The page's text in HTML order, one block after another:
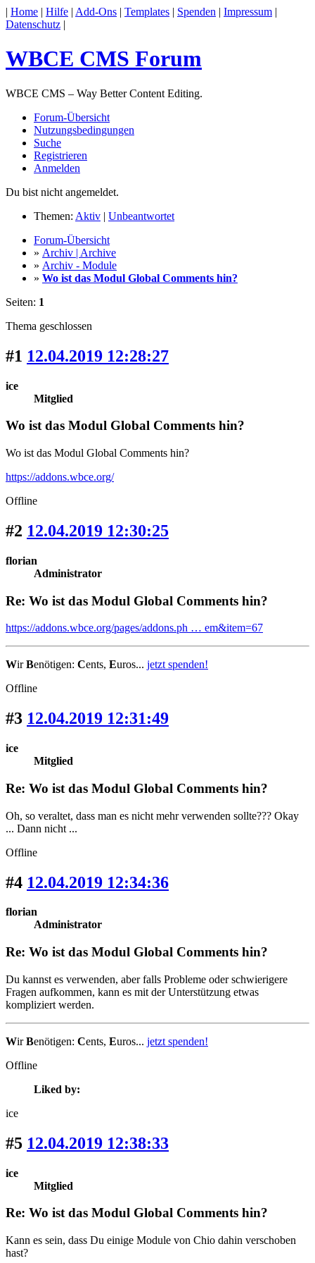
| Home | Hilfe | Add-Ons | Templates | Spenden | Impressum |
Datenschutz |
WBCE CMS Forum
WBCE CMS – Way Better Content Editing.
Forum-Übersicht
Nutzungsbedingungen
Suche
Registrieren
Anmelden
Du bist nicht angemeldet.
Themen: Aktiv | Unbeantwortet
Forum-Übersicht
» Archiv | Archive
» Archiv - Module
» Wo ist das Modul Global Comments hin?
Seiten: 1
Thema geschlossen
#1 12.04.2019 12:28:27
ice
Mitglied
Wo ist das Modul Global Comments hin?
Wo ist das Modul Global Comments hin?
https://addons.wbce.org/
Offline
#2 12.04.2019 12:30:25
florian
Administrator
Re: Wo ist das Modul Global Comments hin?
https://addons.wbce.org/pages/addons.ph … em&item=67
WirBenötigen: Cents, Euros... jetzt spenden!
Offline
#3 12.04.2019 12:31:49
ice
Mitglied
Re: Wo ist das Modul Global Comments hin?
Oh, so veraltet, dass man es nicht mehr verwenden sollte??? Okay
... Dann nicht ...
Offline
#4 12.04.2019 12:34:36
florian
Administrator
Re: Wo ist das Modul Global Comments hin?
Du kannst es verwenden, aber falls Probleme oder schwierigere
Fragen aufkommen, kann es mit der Unterstützung etwas
kompliziert werden.
WirBenötigen: Cents, Euros... jetzt spenden!
Offline
Liked by:
ice
#5 12.04.2019 12:38:33
ice
Mitglied
Re: Wo ist das Modul Global Comments hin?
Kann es sein, dass Du einige Module von Chio dahin verschoben
hast?